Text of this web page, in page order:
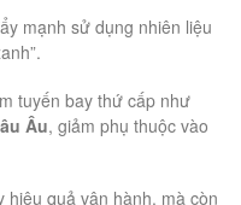
mạnh sử dụng nhiên liệu
tuyến bay thứ cấp như
Âu, giảm phụ thuộc vào
hiệu quả vận hành, mà còn